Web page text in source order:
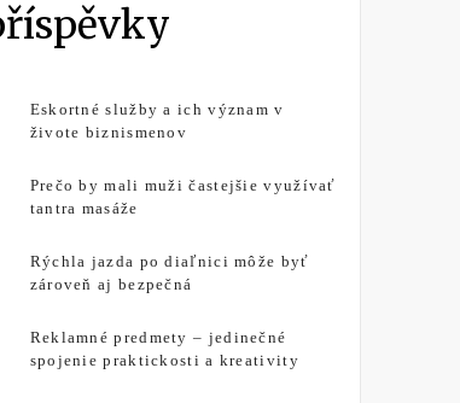
Eskortné služby a ich význam v
živote biznismenov
Prečo by mali muži častejšie využívať
tantra masáže
Rýchla jazda po diaľnici môže byť
zároveň aj bezpečná
Reklamné predmety – jedinečné
spojenie praktickosti a kreativity